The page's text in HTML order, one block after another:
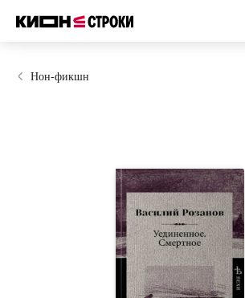
Нон-фикшн